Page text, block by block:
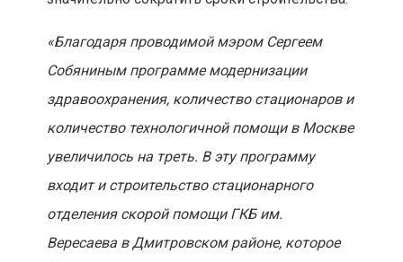
«Благодаря проводимой мэром Сергеем
Собяниным программе модернизации
здравоохранения, количество стационаров и
количество технологичной помощи в Москве
увеличилось на треть. В эту программу
входит и строительство стационарного
отделения скорой помощи ГКБ им.
Вересаева в Дмитровском районе, которое